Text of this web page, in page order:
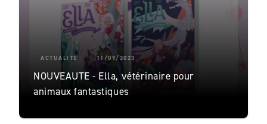
ACTUALITÉ 11/09/2023
NOUVEAUTE - Ella, vétérinaire pour
animaux fantastiques